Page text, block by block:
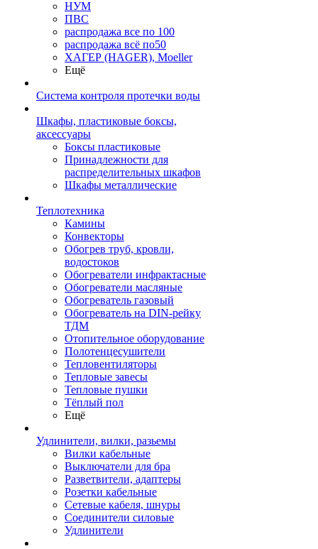
НУМ
ПВС
распродажа все по 100
распродажа всё по50
ХАГЕР (HAGER), Moeller
Ещё
Система контроля протечки воды
Шкафы, пластиковые боксы,
аксессуары
Боксы пластиковые
Принадлежности для
распределительных шкафов
Шкафы металлические
Теплотехника
Камины
Конвекторы
Обогрев труб, кровли,
водостоков
Обогреватели инфрактасные
Обогреватели масляные
Обогреватель газовый
Обогреватель на DIN-рейку
ТДМ
Отопительное оборудование
Полотенцесушители
Тепловентиляторы
Тепловые завесы
Тепловые пушки
Тёплый пол
Ещё
Удлинители, вилки, разьемы
Вилки кабельные
Выключатели для бра
Разветвители, адаптеры
Розетки кабельные
Сетевые кабеля, шнуры
Соединители силовые
Удлинители